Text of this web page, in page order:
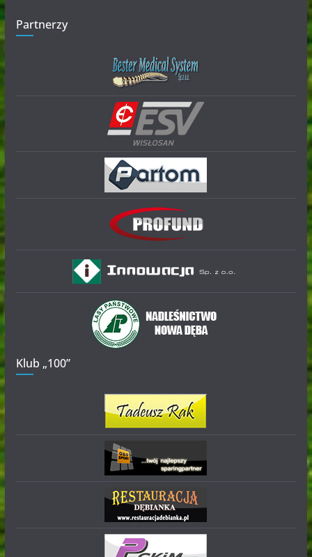
Partnerzy
Klub „100”